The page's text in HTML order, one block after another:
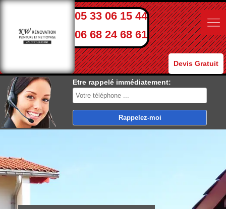
05 33 06 15 44
06 68 24 68 61
Devis Gratuit
Etre rappelé immédiatement: